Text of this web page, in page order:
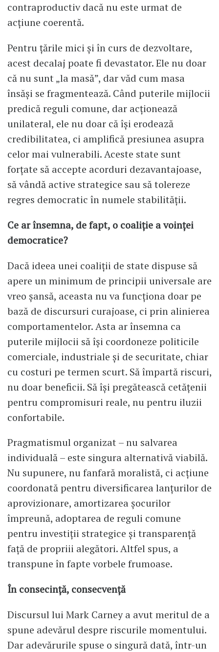
contraproductiv dacă nu este urmat de
acțiune coerentă.
Pentru țările mici și în curs de dezvoltare,
acest decalaj poate fi devastator. Ele nu doar
că nu sunt „la masă”, dar văd cum masa
însăși se fragmentează. Când puterile mijlocii
predică reguli comune, dar acționează
unilateral, ele nu doar că își erodează
credibilitatea, ci amplifică presiunea asupra
celor mai vulnerabili. Aceste state sunt
forțate să accepte acorduri dezavantajoase,
să vândă active strategice sau să tolereze
regres democratic în numele stabilității.
Ce ar însemna, de fapt, o coaliție a voinței
democratice?
Dacă ideea unei coaliții de state dispuse să
apere un minimum de principii universale are
vreo șansă, aceasta nu va funcționa doar pe
bază de discursuri curajoase, ci prin alinierea
comportamentelor. Asta ar însemna ca
puterile mijlocii să își coordoneze politicile
comerciale, industriale și de securitate, chiar
cu costuri pe termen scurt. Să împartă riscuri,
nu doar beneficii. Să își pregătească cetățenii
pentru compromisuri reale, nu pentru iluzii
confortabile.
Pragmatismul organizat – nu salvarea
individuală – este singura alternativă viabilă.
Nu supunere, nu fanfară moralistă, ci acțiune
coordonată pentru diversificarea lanțurilor de
aprovizionare, amortizarea șocurilor
împreună, adoptarea de reguli comune
pentru investiții strategice şi transparență
față de propriii alegători. Altfel spus, a
transpune în fapte vorbele frumoase.
În consecință, consecvență
Discursul lui Mark Carney a avut meritul de a
spune adevărul despre riscurile momentului.
Dar adevărurile spuse o singură dată, într-un